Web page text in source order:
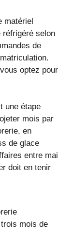
matériel
réfrigéré selon
de
optez pour
une étape
mois par
en
de glace
entre mai
doit en tenir
mois de